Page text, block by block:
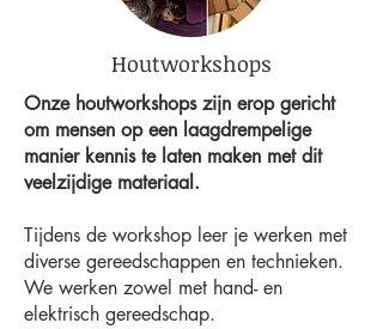
Houtworkshops
Onze houtworkshops zijn erop gericht
om mensen op een laagdrempelige
manier kennis te laten maken met dit
veelzijdige materiaal.
Tijdens de workshop leer je werken met
diverse gereedschappen en technieken.
We werken zowel met hand- en
elektrisch gereedschap.